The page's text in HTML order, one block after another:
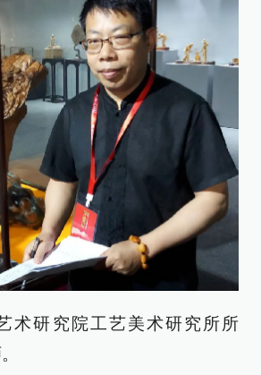
术研究院工艺美术研究所所